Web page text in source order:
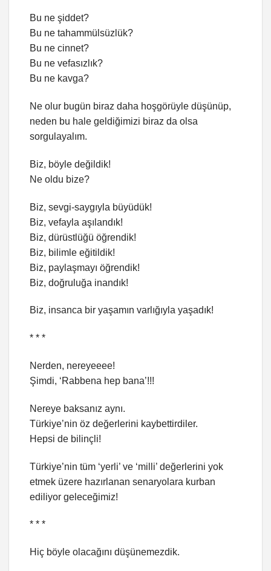
Bu ne şiddet?
Bu ne tahammülsüzlük?
Bu ne cinnet?
Bu ne vefasızlık?
Bu ne kavga?
Ne olur bugün biraz daha hoşgörüyle düşünüp,
neden bu hale geldiğimizi biraz da olsa
sorgulayalım.
Biz, böyle değildik!
Ne oldu bize?
Biz, sevgi-saygıyla büyüdük!
Biz, vefayla aşılandık!
Biz, dürüstlüğü öğrendik!
Biz, bilimle eğitildik!
Biz, paylaşmayı öğrendik!
Biz, doğruluğa inandık!
Biz, insanca bir yaşamın varlığıyla yaşadık!
* * *
Nerden, nereyeeee!
Şimdi, ‘Rabbena hep bana’!!!
Nereye baksanız aynı.
Türkiye’nin öz değerlerini kaybettirdiler.
Hepsi de bilinçli!
Türkiye’nin tüm ‘yerli’ ve ‘milli’ değerlerini yok
etmek üzere hazırlanan senaryolara kurban
ediliyor geleceğimiz!
* * *
Hiç böyle olacağını düşünemezdik.